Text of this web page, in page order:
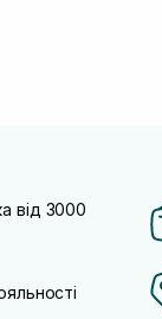
від 3000